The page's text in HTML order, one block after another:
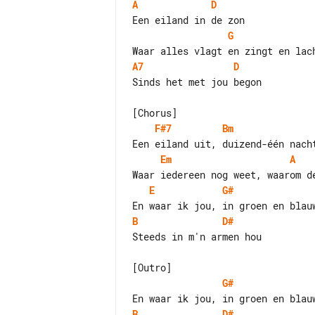
A
D
G
A7
D
Sinds het met jou begon
F#7
Bm
Em A
E G#
B
D#
Steeds in m'n armen hou
G#